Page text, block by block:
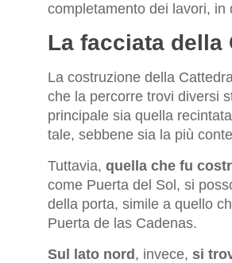
completamento dei lavori,
La facciata
La costruzione della
che la percorre trovi diversi
principale sia quella
tale, sebbene sia la più
Tuttavia, quella che fu
come Puerta del Sol, si
della porta, simile a quello
Puerta de las Cadenas.
Sul lato nord, invece, si